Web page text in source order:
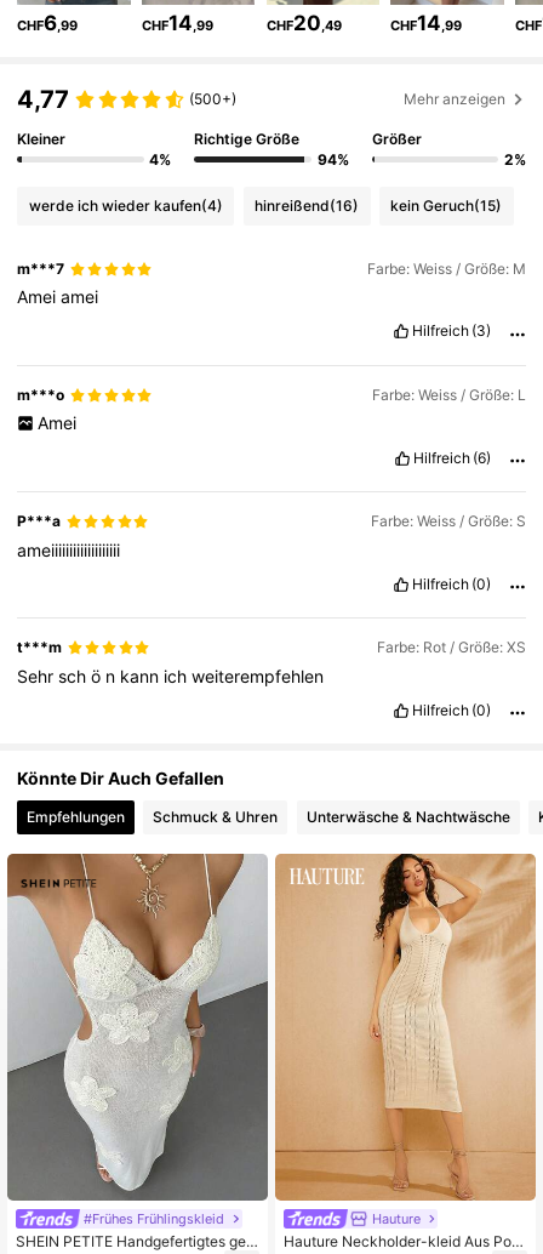
4,77 2.6M Follower
4,77 2.6M Follower
4,77 2.6M Follower
CHF6 ,99 CHF14 ,99 CHF20 ,49 CHF14 ,99 CHF
4,77 (500+) Mehr anzeigen
Kleiner
4%
Richtige Größe
94%
Größer
2%
werde ich wieder kaufen(4) hinreißend(16) kein Geruch(15)
m***7 Farbe: Weiss / Größe: M
Ameiamei
Hilfreich (3)
m***o Farbe: Weiss / Größe: L
Amei
Hilfreich (6)
P***a Farbe: Weiss / Größe: S
ameiiiiiiiiiiiiiiiiiii
Hilfreich (0)
t***m Farbe: Rot / Größe: XS
Sehrschö n kann ichweiterempfehlen
Hilfreich (0)
Könnte Dir Auch Gefallen
Empfehlungen Schmuck & Uhren Unterwäsche & Nachtwäsche
#Frühes Frühlingskleid
SHEIN PETITE Handgefertigtes geh
Hauture
Hauture Neckholder-kleid Aus Poin